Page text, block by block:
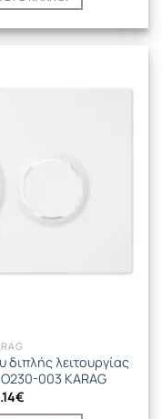
διπλής λειτουργίας
003 KARAG
€